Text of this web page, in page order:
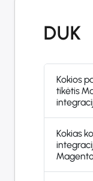
DUK
Kokios
tikėtis
Kokias